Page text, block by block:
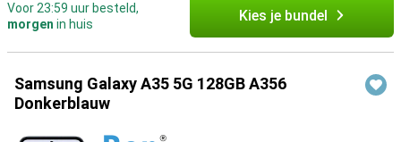
Voor 23:59 uur besteld,
morgen in huis Kies je bundel
Samsung Galaxy A35 5G 128GB A356
Donkerblauw